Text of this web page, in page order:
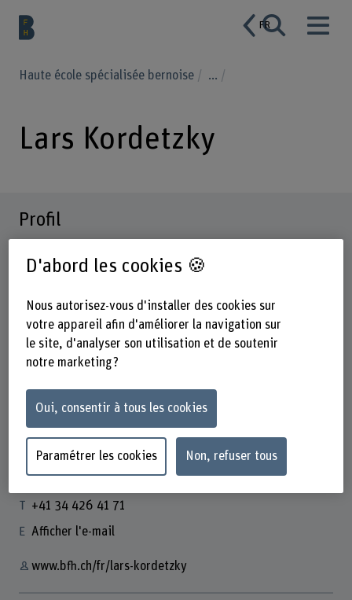
FR
Haute école spécialisée bernoise ...
Lars Kordetzky
Profil
Wissenschaftlicher Mitarbeiter
Contact
+41 34 426 41 71
Afficher l'e-mail
www.bfh.ch/fr/lars-kordetzky
D'abord les cookies 🍪
Nous autorisez-vous d'installer des cookies sur
votre appareil afin d'améliorer la navigation sur
le site, d'analyser son utilisation et de soutenir
notre marketing ?
Oui, consentir à tous les cookies
Paramétrer les cookies Non, refuser tous